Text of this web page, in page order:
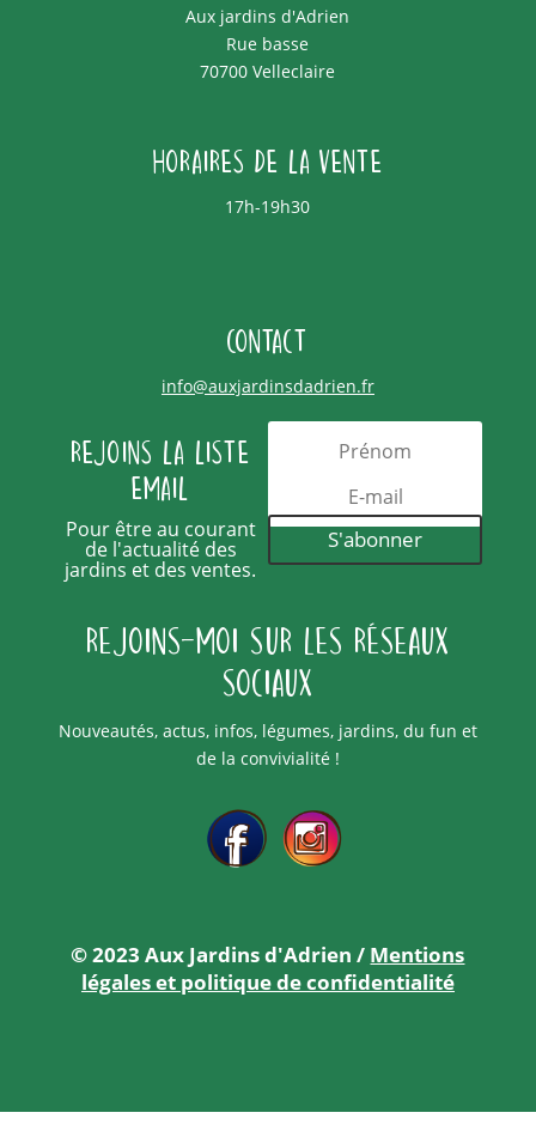
Aux jardins d'Adrien
Rue basse
70700 Velleclaire
Horaires de la vente
17h-19h30
Contact
info@auxjardinsdadrien.fr
Rejoins la liste
email
Pour être au courant
de l'actualité des
jardins et des ventes.
S'abonner
Rejoins-moi sur les réseaux
sociaux
Nouveautés, actus, infos, légumes, jardins, du fun et
de la convivialité !
© 2023 Aux Jardins d'Adrien / Mentions
légales et politique de confidentialité